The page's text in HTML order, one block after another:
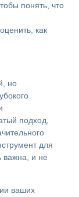
понять, что
как
но
подход,
для
важна, и не
ваших